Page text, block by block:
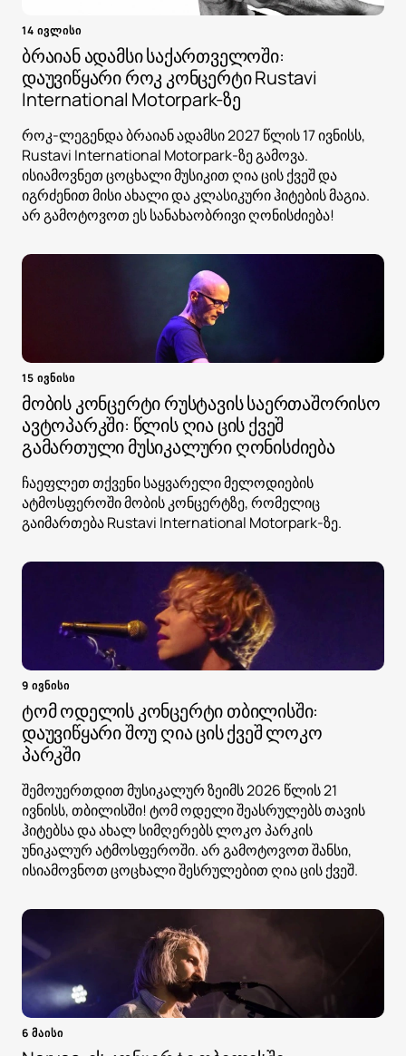
14 ივლისი
ბრაიან ადამსი საქართველოში:
დაუვიწყარი როკ კონცერტი Rustavi
International Motorpark-ზე
როკ-ლეგენდა ბრაიან ადამსი 2027 წლის 17 ივნისს,
Rustavi International Motorpark-ზე გამოვა.
ისიამოვნეთ ცოცხალი მუსიკით ღია ცის ქვეშ და
იგრძენით მისი ახალი და კლასიკური ჰიტების მაგია.
არ გამოტოვოთ ეს სანახაობრივი ღონისძიება!
15 ივნისი
მობის კონცერტი რუსტავის საერთაშორისო
ავტოპარკში: წლის ღია ცის ქვეშ
გამართული მუსიკალური ღონისძიება
ჩაეფლეთ თქვენი საყვარელი მელოდიების
ატმოსფეროში მობის კონცერტზე, რომელიც
გაიმართება Rustavi International Motorpark-ზე.
9 ივნისი
ტომ ოდელის კონცერტი თბილისში:
დაუვიწყარი შოუ ღია ცის ქვეშ ლოკო
პარკში
შემოუერთდით მუსიკალურ ზეიმს 2026 წლის 21
ივნისს, თბილისში! ტომ ოდელი შეასრულებს თავის
ჰიტებსა და ახალ სიმღერებს ლოკო პარკის
უნიკალურ ატმოსფეროში. არ გამოტოვოთ შანსი,
ისიამოვნოთ ცოცხალი შესრულებით ღია ცის ქვეშ.
6 მაისი